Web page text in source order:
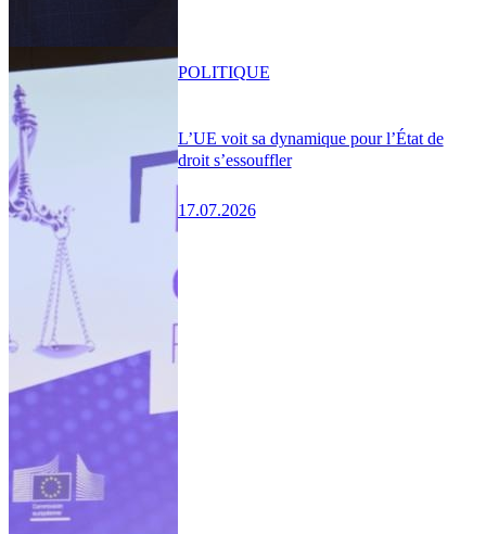
L’UE voit sa dynamique pour l’État de
droit s’essouffler
17.07.2026
POLITIQUE